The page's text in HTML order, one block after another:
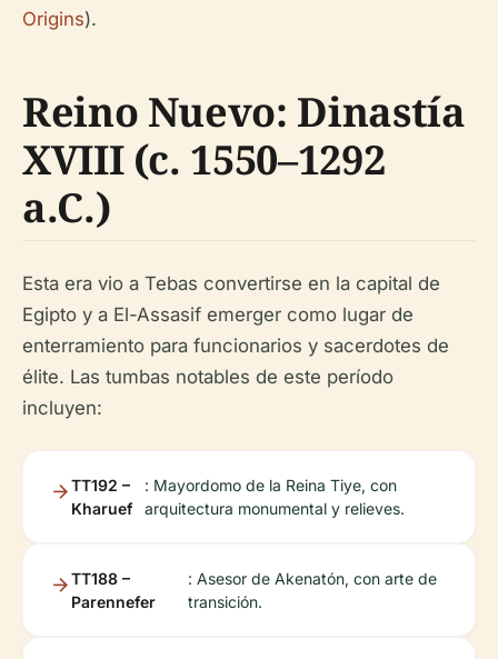
Origins).
Reino Nuevo: Dinastía
XVIII (c. 1550–1292
a.C.)
Esta era vio a Tebas convertirse en la capital de
Egipto y a El-Assasif emerger como lugar de
enterramiento para funcionarios y sacerdotes de
élite. Las tumbas notables de este período
incluyen:
TT192 –
Kharuef
: Mayordomo de la Reina Tiye, con
arquitectura monumental y relieves.
TT188 –
Parennefer
: Asesor de Akenatón, con arte de
transición.